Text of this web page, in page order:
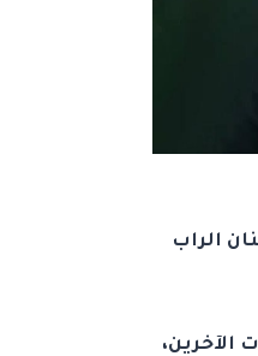
الراب
الآخرين،